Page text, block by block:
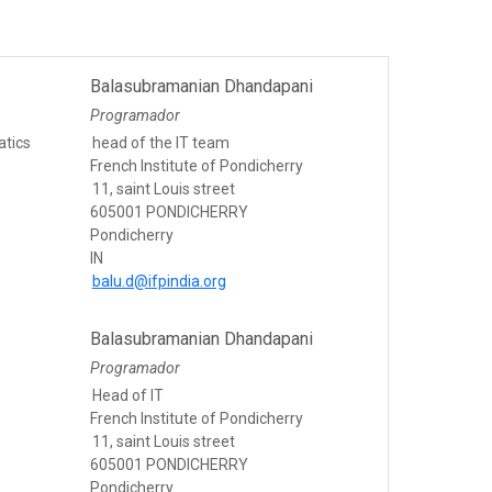
Balasubramanian Dhandapani
Programador
head of the IT team
French Institute of Pondicherry
11, saint Louis street
605001 PONDICHERRY
Pondicherry
IN
balu.d@ifpindia.org
Balasubramanian Dhandapani
Programador
Head of IT
French Institute of Pondicherry
11, saint Louis street
605001 PONDICHERRY
Pondicherry